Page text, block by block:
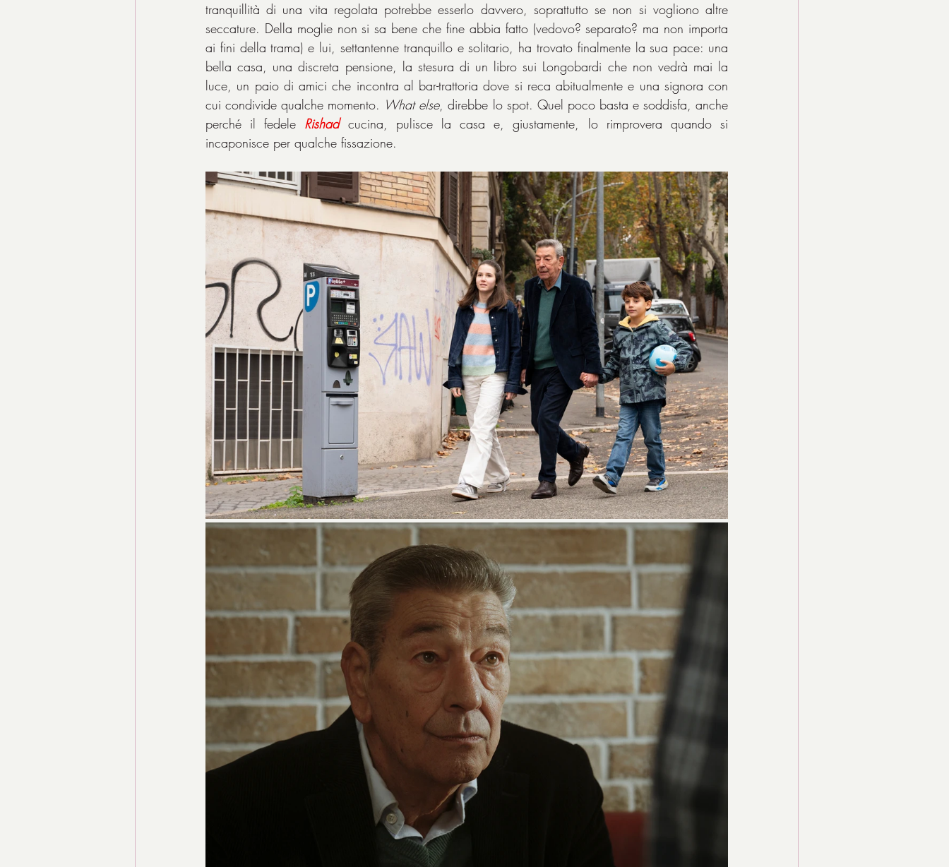
tranquillità di una vita regolata potrebbe esserlo davvero, soprattutto se non si vogliono altre
seccature. Della moglie non si sa bene che fine abbia fatto (vedovo? separato? ma non importa
ai fini della trama) e lui, settantenne tranquillo e solitario, ha trovato finalmente la sua pace: una
bella casa, una discreta pensione, la stesura di un libro sui Longobardi che non vedrà mai la
luce, un paio di amici che incontra al bar-trattoria dove si reca abitualmente e una signora con
cui condivide qualche momento. What else, direbbe lo spot. Quel poco basta e soddisfa, anche
perché il fedele Rishad cucina, pulisce la casa e, giustamente, lo rimprovera quando si
incaponisce per qualche fissazione.